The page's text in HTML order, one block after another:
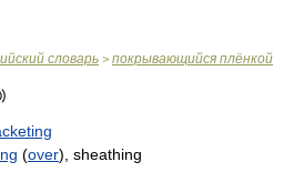
словарь > покрывающийся плёнкой
(over), sheathing